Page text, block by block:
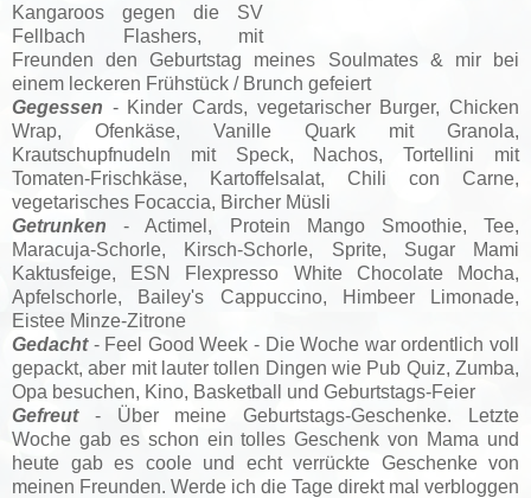
Kangaroos gegen die SV
Fellbach Flashers, mit
Freunden den Geburtstag meines Soulmates & mir bei
einem leckeren Frühstück / Brunch gefeiert
Gegessen - Kinder Cards, vegetarischer Burger, Chicken
Wrap, Ofenkäse, Vanille Quark mit Granola,
Krautschupfnudeln mit Speck, Nachos, Tortellini mit
Tomaten-Frischkäse, Kartoffelsalat, Chili con Carne,
vegetarisches Focaccia, Bircher Müsli
Getrunken - Actimel, Protein Mango Smoothie, Tee,
Maracuja-Schorle, Kirsch-Schorle, Sprite, Sugar Mami
Kaktusfeige, ESN Flexpresso White Chocolate Mocha,
Apfelschorle, Bailey's Cappuccino, Himbeer Limonade,
Eistee Minze-Zitrone
Gedacht- Feel Good Week - Die Woche war ordentlich voll
gepackt, aber mit lauter tollen Dingen wie Pub Quiz, Zumba,
Opa besuchen, Kino, Basketball und Geburtstags-Feier
Gefreut- Über meine Geburtstags-Geschenke. Letzte
Woche gab es schon ein tolles Geschenk von Mama und
heute gab es coole und echt verrückte Geschenke von
meinen Freunden. Werde ich die Tage direkt mal verbloggen